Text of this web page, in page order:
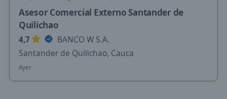
Asesor Comercial Externo Santander de
Quilichao
4,7
BANCO W S.A.
Santander de Quilichao, Cauca
Ayer